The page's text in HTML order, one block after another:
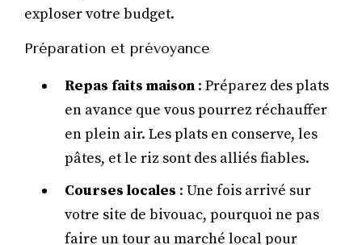
exploser votre budget.
Préparation et prévoyance
Repas faits maison : Préparez des plats
en avance que vous pourrez réchauffer
en plein air. Les plats en conserve, les
pâtes, et le riz sont des alliés fiables.
Courses locales : Une fois arrivé sur
votre site de bivouac, pourquoi ne pas
faire un tour au marché local pour